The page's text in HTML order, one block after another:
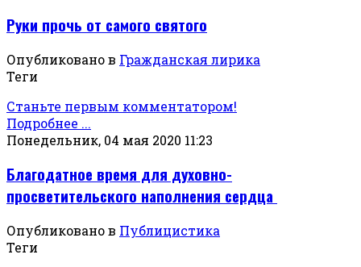
Руки прочь от самого святого
Опубликовано в Гражданская лирика
Теги
Станьте первым комментатором!
Подробнее ...
Понедельник, 04 мая 2020 11:23
Благодатное время для духовно-
просветительского наполнения сердца
Опубликовано в Публицистика
Теги